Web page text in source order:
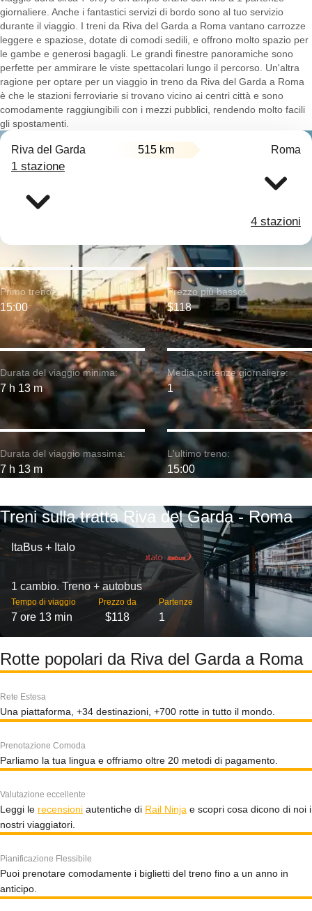
giornaliere. Anche i fantastici servizi di bordo sono al tuo servizio
durante il viaggio. I treni da Riva del Garda a Roma vantano carrozze
leggere e spaziose, dotate di comodi sedili, e offrono molto spazio per
le gambe e generosi bagagli. Le grandi finestre panoramiche sono
perfette per ammirare le viste spettacolari lungo il percorso. Un'altra
ragione per optare per un viaggio in treno da Riva del Garda a Roma
è che le stazioni ferroviarie si trovano vicino ai centri città e sono
comodamente raggiungibili con i mezzi pubblici, rendendo molto facili
gli spostamenti.
Riva del Garda 515 km Roma
1 stazione
4 stazioni
Durata del viaggio minima:
7 h 13 m
Primo treno:
15:00
Durata del viaggio massima:
7 h 13 m
Prezzo più basso:
$118
Media partenze giornaliere:
1
L'ultimo treno:
15:00
Treni sulla tratta Riva del Garda - Roma
ItaBus + Italo
1 cambio. Treno + autobus
Tempo di viaggio
7 ore 13 min
Prezzo da
$118
Partenze
1
Rotte popolari da Riva del Garda a Roma
Rete Estesa
Una piattaforma, +34 destinazioni, +700 rotte in tutto il mondo.
Prenotazione Comoda
Parliamo la tua lingua e offriamo oltre 20 metodi di pagamento.
Valutazione eccellente
Leggi le recensioni autentiche di Rail Ninja e scopri cosa dicono di noi i
nostri viaggiatori.
Pianificazione Flessibile
Puoi prenotare comodamente i biglietti del treno fino a un anno in
anticipo.